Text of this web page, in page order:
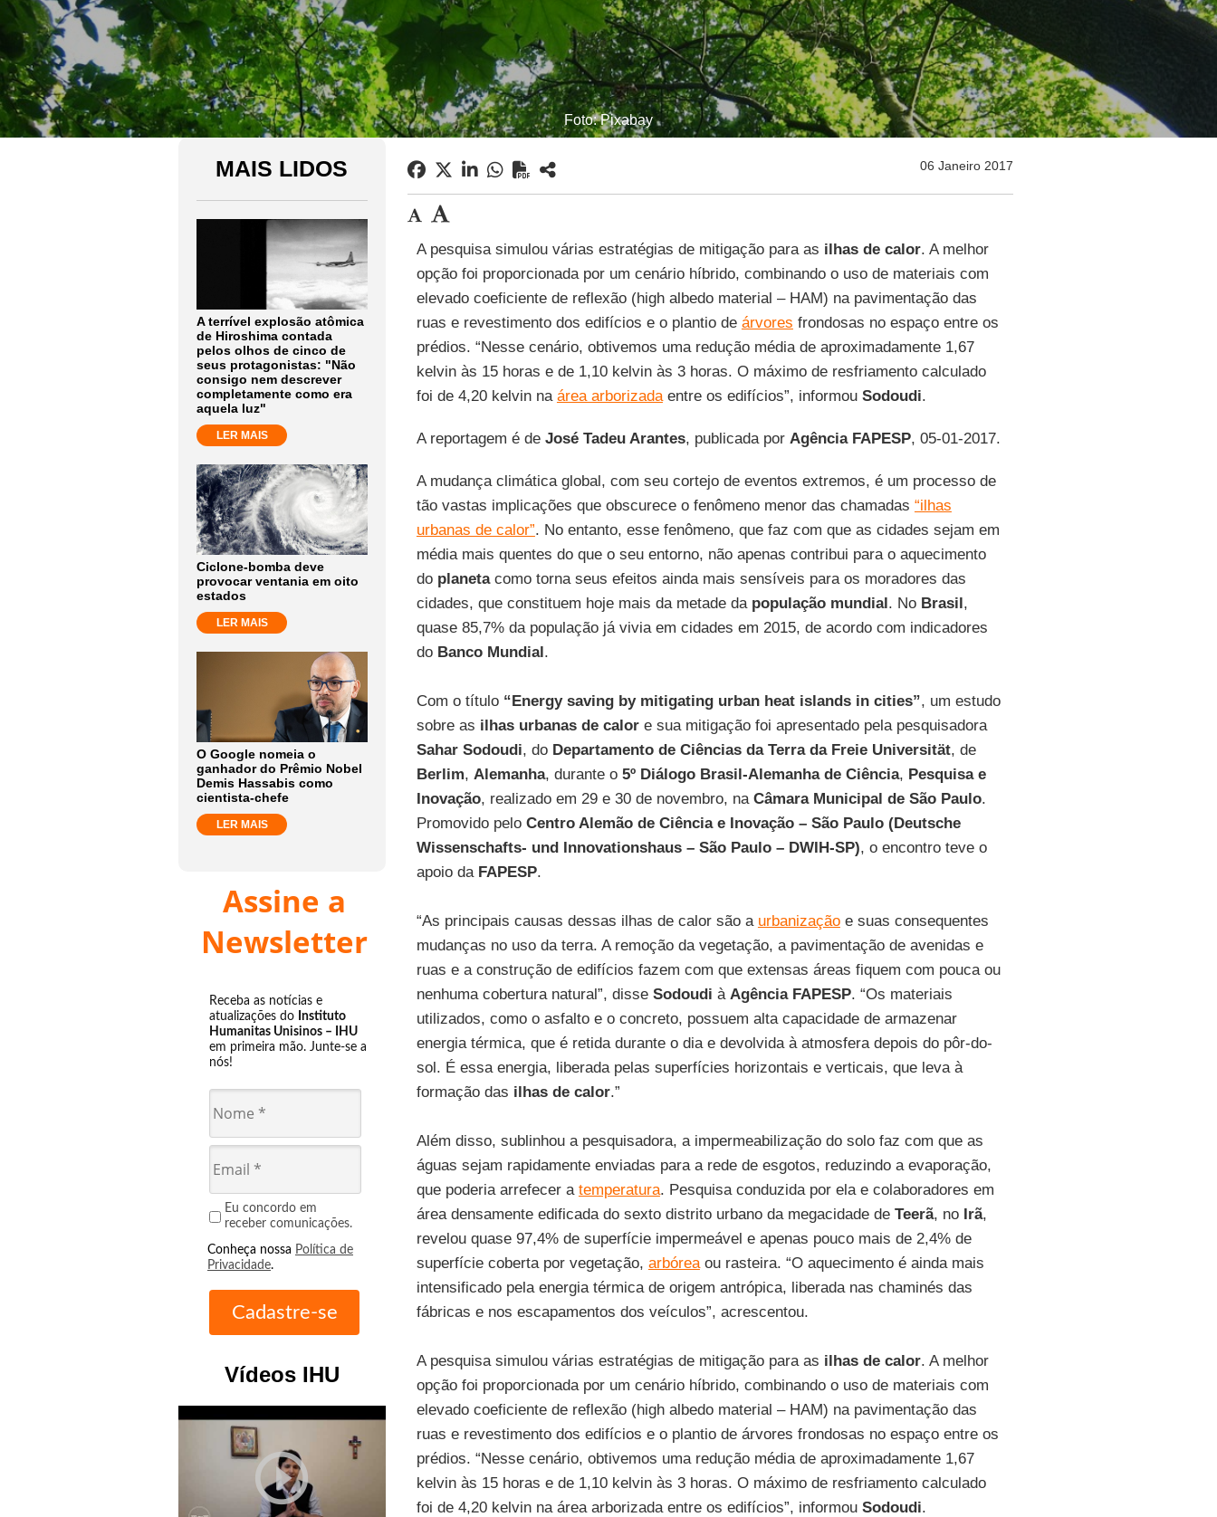
Foto: Pixabay
MAIS LIDOS
A terrível explosão atômica
de Hiroshima contada
pelos olhos de cinco de
seus protagonistas: "Não
consigo nem descrever
completamente como era
aquela luz"
LER MAIS
Ciclone-bomba deve
provocar ventania em oito
estados
LER MAIS
O Google nomeia o
ganhador do Prêmio Nobel
Demis Hassabis como
cientista-chefe
LER MAIS
Assine a
Newsletter
Receba as notícias e
atualizações do Instituto
Humanitas Unisinos – IHU
em primeira mão. Junte-se a
nós!
Eu concordo em
receber comunicações.
Conheça nossa Política de
Privacidade.
Vídeos IHU
play_circle_outline
06 Janeiro 2017
A pesquisa simulou várias estratégias de mitigação para as ilhas de calor. A melhor
opção foi proporcionada por um cenário híbrido, combinando o uso de materiais com
elevado coeficiente de reflexão (high albedo material – HAM) na pavimentação das
ruas e revestimento dos edifícios e o plantio de árvores frondosas no espaço entre os
prédios. “Nesse cenário, obtivemos uma redução média de aproximadamente 1,67
kelvin às 15 horas e de 1,10 kelvin às 3 horas. O máximo de resfriamento calculado
foi de 4,20 kelvin na área arborizadaentre os edifícios”, informou Sodoudi.
A reportagem é de José Tadeu Arantes, publicada por Agência FAPESP, 05-01-2017.
A mudança climática global, com seu cortejo de eventos extremos, é um processo de
tão vastas implicações que obscurece o fenômeno menor das chamadas “ilhas
urbanas de calor”. No entanto, esse fenômeno, que faz com que as cidades sejam em
média mais quentes do que o seu entorno, não apenas contribui para o aquecimento
do planetacomo torna seus efeitos ainda mais sensíveis para os moradores das
cidades, que constituem hoje mais da metade da população mundial. No Brasil,
quase 85,7% da população já vivia em cidades em 2015, de acordo com indicadores
do Banco Mundial.
Com o título “Energy saving by mitigating urban heat islands in cities”, um estudo
sobre as ilhas urbanas de calore sua mitigação foi apresentado pela pesquisadora
Sahar Sodoudi, do Departamento de Ciências da Terra da Freie Universität, de
Berlim, Alemanha, durante o 5º Diálogo Brasil-Alemanha de Ciência, Pesquisa e
Inovação, realizado em 29 e 30 de novembro, na Câmara Municipal de São Paulo.
Promovido pelo Centro Alemão de Ciência e Inovação – São Paulo (Deutsche
Wissenschafts- und Innovationshaus – São Paulo – DWIH-SP), o encontro teve o
apoio da FAPESP.
“As principais causas dessas ilhas de calor são a urbanizaçãoe suas consequentes
mudanças no uso da terra. A remoção da vegetação, a pavimentação de avenidas e
ruas e a construção de edifícios fazem com que extensas áreas fiquem com pouca ou
nenhuma cobertura natural”, disse Sodoudi à Agência FAPESP. “Os materiais
utilizados, como o asfalto e o concreto, possuem alta capacidade de armazenar
energia térmica, que é retida durante o dia e devolvida à atmosfera depois do pôr-do-
sol. É essa energia, liberada pelas superfícies horizontais e verticais, que leva à
formação das ilhas de calor.”
Além disso, sublinhou a pesquisadora, a impermeabilização do solo faz com que as
águas sejam rapidamente enviadas para a rede de esgotos, reduzindo a evaporação,
que poderia arrefecer a temperatura. Pesquisa conduzida por ela e colaboradores em
área densamente edificada do sexto distrito urbano da megacidade de Teerã, no Irã,
revelou quase 97,4% de superfície impermeável e apenas pouco mais de 2,4% de
superfície coberta por vegetação, arbóreaou rasteira. “O aquecimento é ainda mais
intensificado pela energia térmica de origem antrópica, liberada nas chaminés das
fábricas e nos escapamentos dos veículos”, acrescentou.
A pesquisa simulou várias estratégias de mitigação para as ilhas de calor. A melhor
opção foi proporcionada por um cenário híbrido, combinando o uso de materiais com
elevado coeficiente de reflexão (high albedo material – HAM) na pavimentação das
ruas e revestimento dos edifícios e o plantio de árvores frondosas no espaço entre os
prédios. “Nesse cenário, obtivemos uma redução média de aproximadamente 1,67
kelvin às 15 horas e de 1,10 kelvin às 3 horas. O máximo de resfriamento calculado
foi de 4,20 kelvin na área arborizada entre os edifícios”, informou Sodoudi.